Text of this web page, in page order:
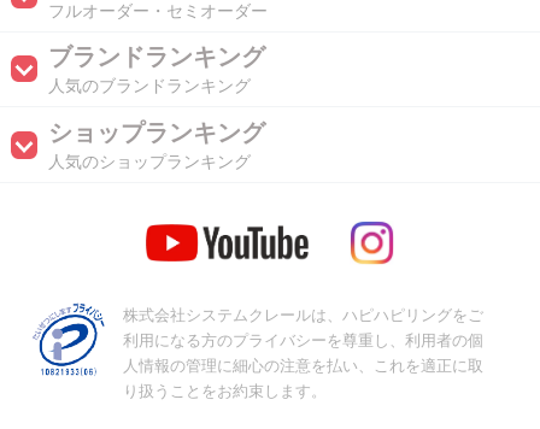
フルオーダー・セミオーダー
ブランドランキング
人気のブランドランキング
ショップランキング
人気のショップランキング
株式会社システムクレールは、ハピハピリングをご
利用になる方のプライバシーを尊重し、利用者の個
人情報の管理に細心の注意を払い、これを適正に取
り扱うことをお約束します。